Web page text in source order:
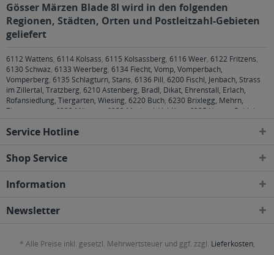
Gösser Märzen Blade 8l wird in den folgenden
Regionen, Städten, Orten und Postleitzahl-Gebieten
geliefert
6112 Wattens, 6114 Kolsass, 6115 Kolsassberg, 6116 Weer, 6122 Fritzens,
6130 Schwaz, 6133 Weerberg, 6134 Fiecht, Vomp, Vomperbach,
Vomperberg, 6135 Schlagturn, Stans, 6136 Pill, 6200 Fischl, Jenbach, Strass
im Zillertal, Tratzberg, 6210 Astenberg, Bradl, Dikat, Ehrenstall, Erlach,
Rofansiedlung, Tiergarten, Wiesing, 6220 Buch, 6230 Brixlegg, Mehrn,
Zimmermoos
6232 Münster 6233 Mariatal, Voldöpp
6235 Hygna, Reith im
Alpbachtal ,6261 Schlitters, Strass im Zillertal
Service Hotline
Shop Service
Information
Newsletter
* Alle Preise inkl. gesetzl. Mehrwertsteuer und ggf. zzgl. Lieferkosten,